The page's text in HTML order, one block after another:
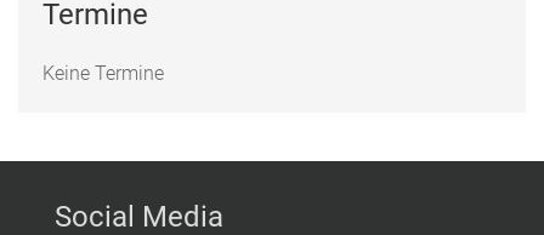
Termine
Keine Termine
Social Media